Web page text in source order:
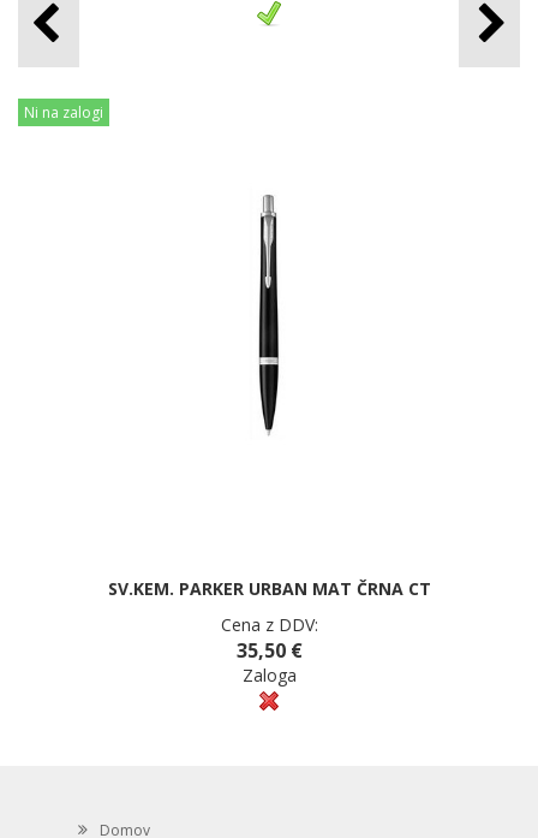
Ni na zalogi
SV.KEM. PARKER URBAN MAT ČRNA CT
Cena z DDV:
35,50 €
Zaloga
Domov